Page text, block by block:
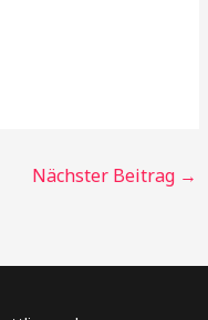
Nächster Beitrag →